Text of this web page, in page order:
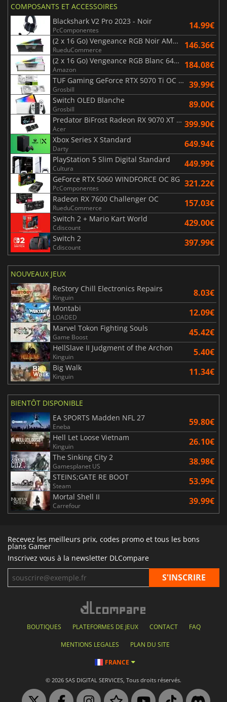
COMPOSANTS ET ACCESSOIRES
Blackshark V2 Pro 2023 - Noir
PcComponentes 14.99€
(2 x 16 Go) Vengeance RGB Noir AMD Expo 6000 MHz - CAS 30
RueduCommerce 146.36€
(2 x 16 Go) Vengeance RGB Blanc 6400 MHz - CAS 32
Amazon 184.08€
TUF Gaming GeForce RTX 5070 Ti OC White Edition 16GB
Grosbill 39.99€
Switch OLED Blanche
Grosbill 89.00€
Predator BiFrost Radeon RX 9070 XT OC 16 Go
Acer 399.90€
Xbox Series X Standard
Darty 649.94€
PlayStation 5 Slim Digital Standard
Cultura 449.99€
GeForce RTX 5060 WINDFORCE OC 8G
PcComponentes 321.22€
Radeon RX 7600 Challenger OC
RueduCommerce 157.03€
Switch 2 + Mario Kart World
Cdiscount 429.00€
Switch 2
Cdiscount 397.99€
NOUVEAUX JEUX
ReStory Chill Electronics Repairs
Kinguin 8.03€
Montabi
LOADED 12.09€
Marvel Tokon Fighting Souls
Game Boost 45.42€
HellSlave II Judgment of the Archon
Kinguin 5.40€
Big Walk
Kinguin 11.34€
BIENTÔT DISPONIBLE
EA SPORTS Madden NFL 27
Eneba 59.80€
Hell Let Loose Vietnam
Kinguin 26.10€
The Sinking City 2
Gamesplanet US 38.98€
STEINS;GATE RE BOOT
Steam 53.99€
Mortal Shell II
Carrefour 39.99€
Recevez les meilleurs prix, codes promo et tous les bons
plans Gamer
Inscrivez vous à la newsletter DLCompare
BOUTIQUES PLATEFORMES DE JEUX CONTACT FAQ
MENTIONS LEGALES PLAN DU SITE
FRANCE
© 2026 SAS DIGITAL SERVICES, Tous droits réservés.